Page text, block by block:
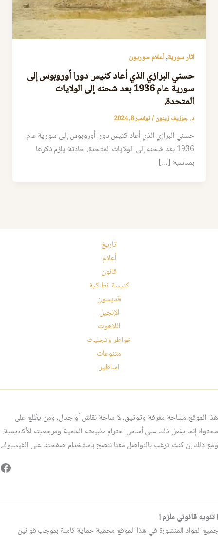
آثار سورية,أعلام سوريون
حسني البرازي الذي أعاد كنيس دورا أوروبوس إلى
سورية عام 1936 بعد شحنه إلى الولايات
المتحدة.
د. جوزيف زيتون/نوفمبر 8, 2024
حسني البرازي الذي أعاد كنيس دورا أوروبوس إلى سورية عام
1936 بعد شحنه إلى الولايات المتحدة. حادثة يلزم ذكرها
بمناسبة […]
تاريخ
أعلام
قانون
كنيسة انطاكية
قديسون
الإنجيل
اللاهوت
خواطر وتجليات
متنوعات
اساطير
هذا الموقع مساحة معرفة وتوثيق، لا ساحة نقاش أو جدل، ومن يطّلع على
محتواه إنما يفعل ذلك على أساس احترام طبيعته العلمية ومرجعيته الأكاديمية.
ومع ذلك إن كنت ترغب بالتواصل معنا ننصح باستخدام صفحتنا على الفيسبوك.
! تنويه قانوني ملزم !
جميع المواد المنشورة في هذا الموقع محمية حماية كاملة بموجب قوانين